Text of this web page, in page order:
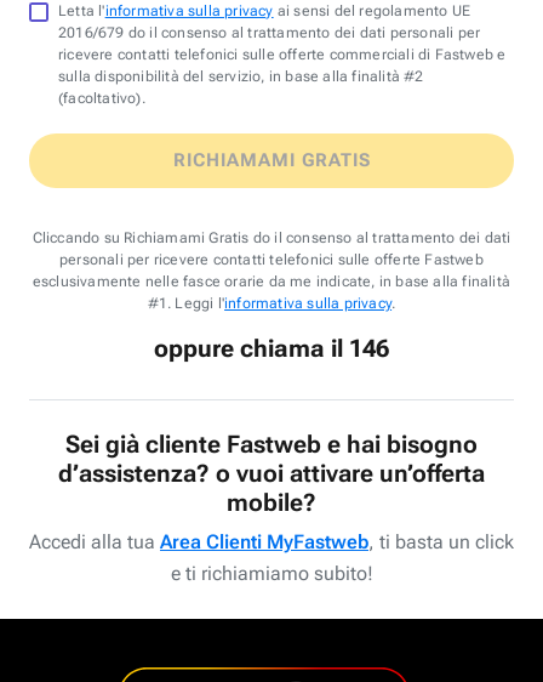
Letta l'informativa sulla privacy ai sensi del regolamento UE
2016/679 do il consenso al trattamento dei dati personali per
ricevere contatti telefonici sulle offerte commerciali di Fastweb e
sulla disponibilità del servizio, in base alla finalità #2
(facoltativo).
RICHIAMAMI GRATIS
Cliccando su Richiamami Gratis do il consenso al trattamento dei dati
personali per ricevere contatti telefonici sulle offerte Fastweb
esclusivamente nelle fasce orarie da me indicate, in base alla finalità
#1. Leggi l'informativa sulla privacy.
oppure chiama il 146
Sei già cliente Fastweb e hai bisogno
d’assistenza? o vuoi attivare un’offerta
mobile?
Accedi alla tua Area Clienti MyFastweb, ti basta un click
e ti richiamiamo subito!